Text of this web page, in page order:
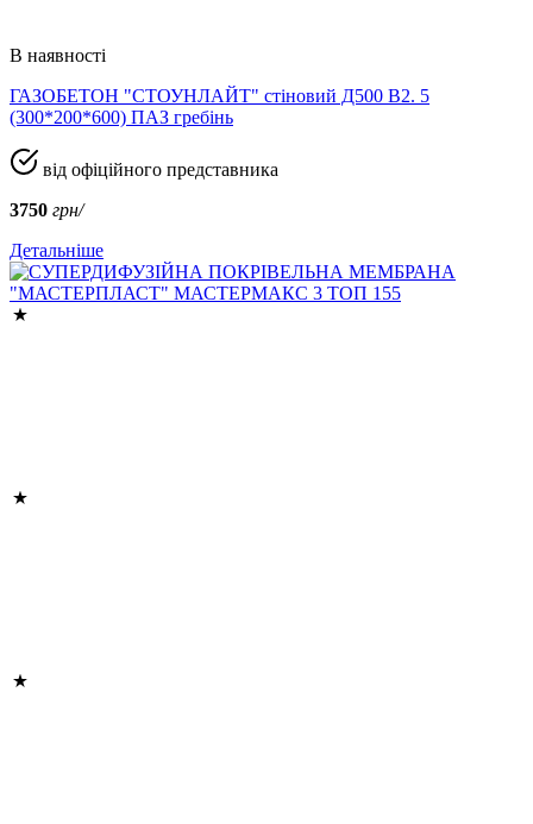
В наявності
ГАЗОБЕТОН "СТОУНЛАЙТ" стіновий Д500 В2. 5
(300*200*600) ПАЗ гребінь
від офіційного представника
3750 грн/
Детальніше